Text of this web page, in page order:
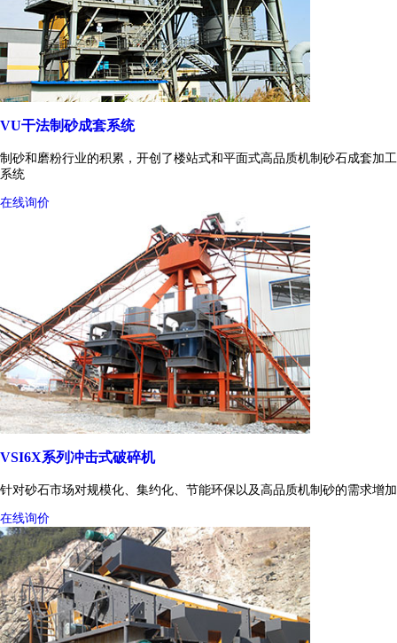
VU干法制砂成套系统
制砂和磨粉行业的积累，开创了楼站式和平面式高品质机制砂石成套加工
系统
在线询价
VSI6X系列冲击式破碎机
针对砂石市场对规模化、集约化、节能环保以及高品质机制砂的需求增加
在线询价